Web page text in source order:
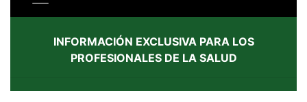
INFORMACIÓN EXCLUSIVA PARA LOS
PROFESIONALES DE LA SALUD